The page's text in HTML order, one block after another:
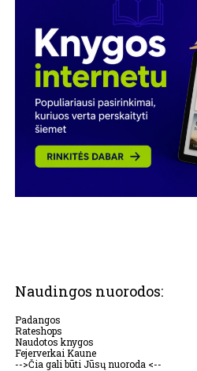
Naudingos nuorodos:
Padangos
Rateshops
Naudotos knygos
Fejerverkai Kaune
-->Čia gali būti Jūsų nuoroda <--